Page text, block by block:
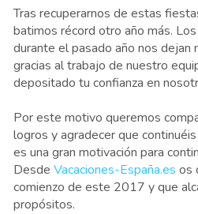
Tras recuperarnos de estas
batimos récord otro año más.
durante el pasado año nos dejan
gracias al trabajo de nuestro
depositado tu confianza en
Por este motivo queremos
logros y agradecer que
es una gran motivación para
Desde Vacaciones-España.es os
comienzo de este 2017 y que
propósitos.